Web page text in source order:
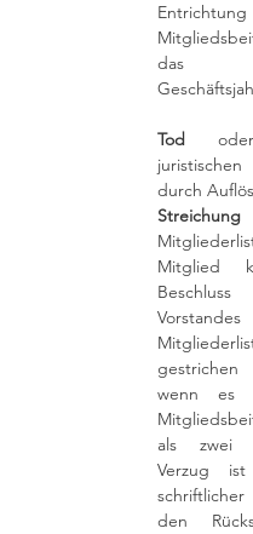
das
Tod
durch
Streichung
Mitglied
wenn es
als zwei
Verzug
den